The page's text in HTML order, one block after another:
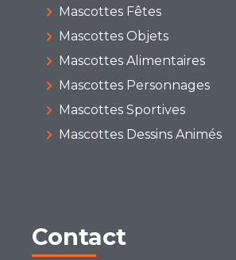
Mascottes Fêtes
Mascottes Objets
Mascottes Alimentaires
Mascottes Personnages
Mascottes Sportives
Mascottes Dessins Animés
Contact